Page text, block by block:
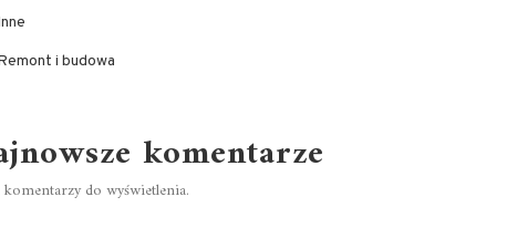
i budowa
komentarze
do wyświetlenia.